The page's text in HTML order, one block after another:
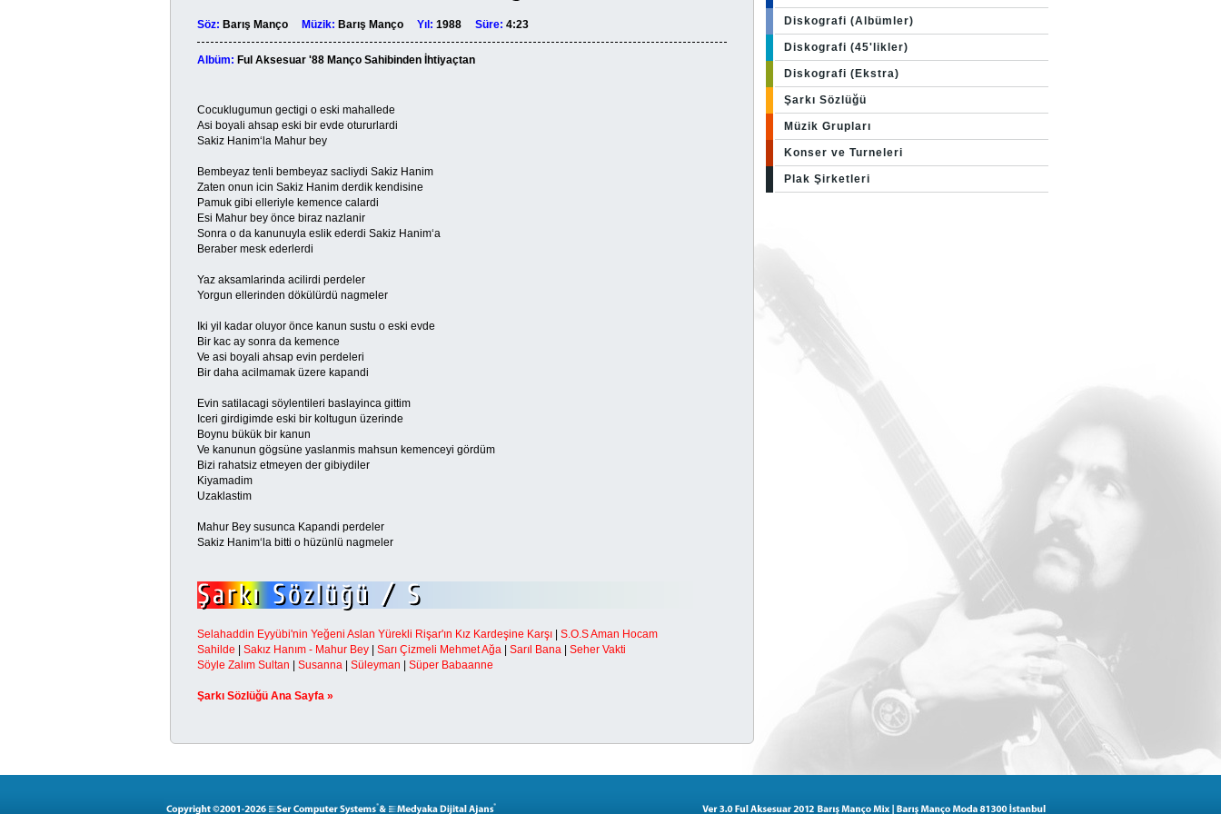
Söz: Barış Manço Müzik: Barış Manço Yıl: 1988 Süre: 4:23
Albüm: Ful Aksesuar '88 Manço Sahibinden İhtiyaçtan
Cocuklugumun gectigi o eski mahallede
Asi boyali ahsap eski bir evde otururlardi
Sakiz Hanim‘la Mahur bey
Bembeyaz tenli bembeyaz sacliydi Sakiz Hanim
Zaten onun icin Sakiz Hanim derdik kendisine
Pamuk gibi elleriyle kemence calardi
Esi Mahur bey önce biraz nazlanir
Sonra o da kanunuyla eslik ederdi Sakiz Hanim‘a
Beraber mesk ederlerdi
Yaz aksamlarinda acilirdi perdeler
Yorgun ellerinden dökülürdü nagmeler
Iki yil kadar oluyor önce kanun sustu o eski evde
Bir kac ay sonra da kemence
Ve asi boyali ahsap evin perdeleri
Bir daha acilmamak üzere kapandi
Evin satilacagi söylentileri baslayinca gittim
Iceri girdigimde eski bir koltugun üzerinde
Boynu bükük bir kanun
Ve kanunun gögsüne yaslanmis mahsun kemenceyi gördüm
Bizi rahatsiz etmeyen der gibiydiler
Kiyamadim
Uzaklastim
Mahur Bey susunca Kapandi perdeler
Sakiz Hanim‘la bitti o hüzünlü nagmeler
Selahaddin Eyyübi'nin Yeğeni Aslan Yürekli Rişar'ın Kız Kardeşine Karşı
S.O.S Aman Hocam
Sahilde
Sakız Hanım - Mahur Bey Sarı Çizmeli Mehmet Ağa Sarıl Bana
Seher Vakti
Söyle Zalım Sultan
Susanna Süleyman Süper Babaanne
Şarkı Sözlüğü Ana Sayfa »
Diskografi (Albümler)
Diskografi (45'likler)
Diskografi (Ekstra)
Şarkı Sözlüğü
Müzik Grupları
Konser ve Turneleri
Plak Şirketleri